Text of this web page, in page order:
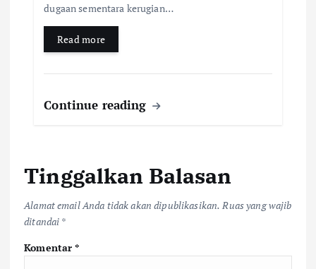
dugaan sementara kerugian…
Read more
Continue reading
Tinggalkan Balasan
Alamat email Anda tidak akan dipublikasikan. Ruas yang wajib
ditandai *
Komentar*